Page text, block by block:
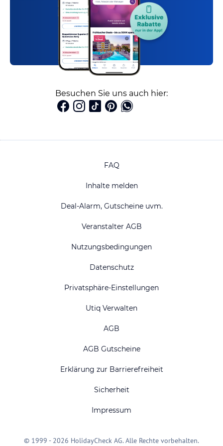
Besuchen Sie uns auch hier:
FAQ
Inhalte melden
Deal-Alarm, Gutscheine uvm.
Veranstalter AGB
Nutzungsbedingungen
Datenschutz
Privatsphäre-Einstellungen
Utiq Verwalten
AGB
AGB Gutscheine
Erklärung zur Barrierefreiheit
Sicherheit
Impressum
© 1999 - 2026 HolidayCheck AG. Alle Rechte vorbehalten.